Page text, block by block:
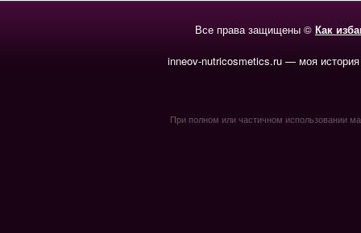
Все права защищены © Как
inneov-nutricosmetics.ru — моя
При полном или частичном использовании